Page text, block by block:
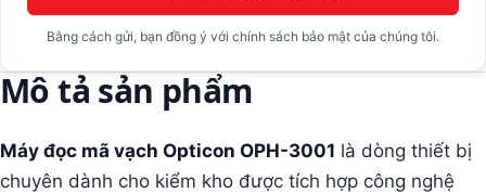
Bằng cách gửi, bạn đồng ý với chính sách bảo mật của chúng tôi.
Mô tả sản phẩm
Máy đọc mã vạch Opticon OPH-3001 là dòng thiết bị
chuyên dành cho kiểm kho được tích hợp công nghệ